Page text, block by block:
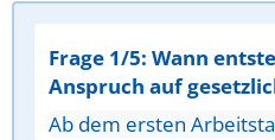
Frage 1/5: Wann
Anspruch auf
Ab dem ersten